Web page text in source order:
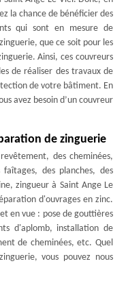
la chance de bénéficier des
qui sont en mesure de
que ce soit pour les
Ainsi, ces couvreurs
de réaliser des travaux de
de votre bâtiment. En
avez besoin d’un couvreur
de zinguerie
des cheminées,
des planches, des
zingueur à Saint Ange Le
d'ouvrages en zinc.
en vue : pose de gouttières
d'aplomb, installation de
de cheminées, etc. Quel
vous pouvez nous